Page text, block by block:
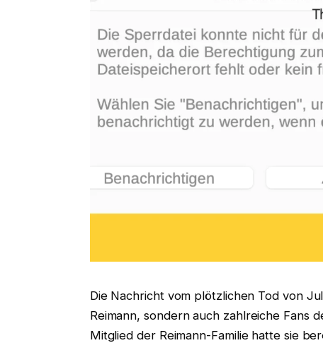
Die Nachricht vom plötzlichen Tod von
Reimann, sondern auch zahlreiche Fans
Mitglied der Reimann-Familie hatte sie